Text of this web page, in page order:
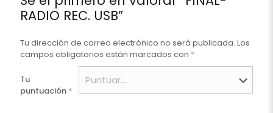
RADIO REC. USB”
Tu dirección de correo electrónico no será publicada. Los
campos obligatorios están marcados con *
Tu
puntuación *